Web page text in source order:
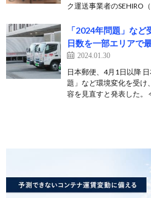
ク運送事業者のSEHIRO
「2024年問題」な
日数を一部エリアで
2024.01.30
日本郵便、4月1日以降
題」など環境変化を受け
容を見直すと発表した。